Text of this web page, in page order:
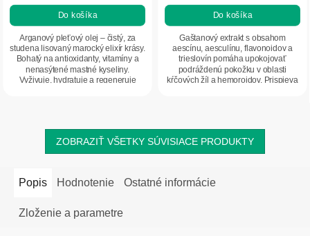
Do košíka
Arganový pleťový olej – čistý, za
studena lisovaný marocký elixír krásy.
Bohatý na antioxidanty, vitamíny a
nenasýtené mastné kyseliny.
Vyživuje, hydratuje a regeneruje
Do košíka
Gaštanový extrakt s obsahom
aescínu, aesculínu, flavonoidov a
trieslovín pomáha upokojovať
podráždenú pokožku v oblasti
kŕčových žíl a hemoroidov. Prispieva
ZOBRAZIŤ VŠETKY SÚVISIACE PRODUKTY
Popis Hodnotenie Ostatné informácie
Zloženie a parametre